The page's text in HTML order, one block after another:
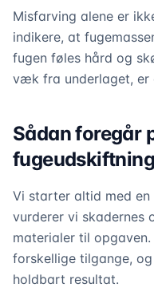
Misfarving alene er
indikere, at
fugen føles hård og
væk fra underlaget, er
Sådan foregår
fugeudskiftning
Vi starter altid med en
vurderer vi
materialer til
forskellige tilgange,
holdbart resultat.